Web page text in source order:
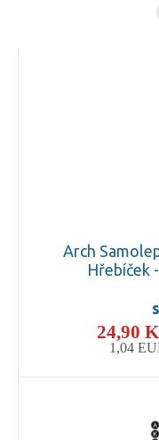
Arch
Hřebíček
24,90
1,04